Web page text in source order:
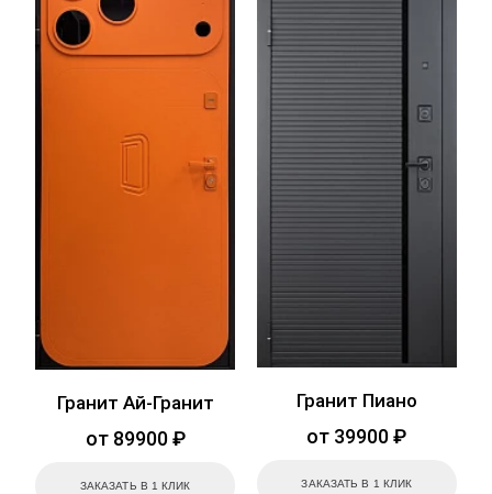
Гранит Ай-Гранит
от 89900 ₽
ЗАКАЗАТЬ В 1 КЛИК
Гранит Пиано
от 39900 ₽
ЗАКАЗАТЬ В 1 КЛИК